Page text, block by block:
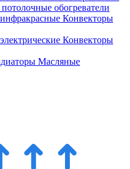
обогреватели
Конвекторы
Конвекторы
Масляные